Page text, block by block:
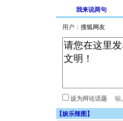
我来说两句
用户：
设为辩论话题
【娱乐辣图 】